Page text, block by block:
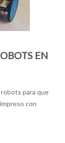
EN
robots para que
con